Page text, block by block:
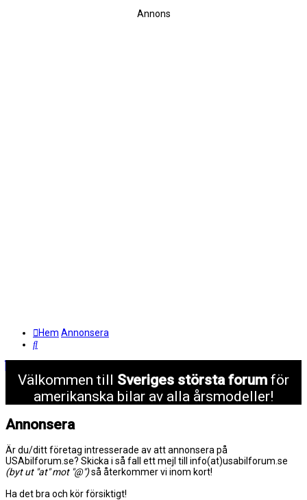
Annons
Hem Annonsera
Sök
Välkommen till Sveriges största forum för
amerikanska bilar av alla årsmodeller!
Annonsera
Är du/ditt företag intresserade av att annonsera på
USAbilforum.se? Skicka i så fall ett mejl till info(at)usabilforum.se
(byt ut "at" mot "@")så återkommer vi inom kort!
Ha det bra och kör försiktigt!